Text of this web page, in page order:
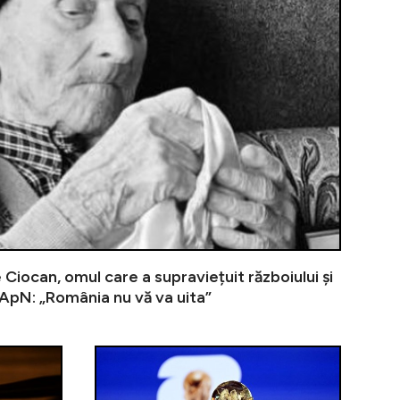
omul care a supraviețuit războiului și
„România nu vă va uita”
a fost prelungită oficial. Ce produse de bază
Noua lege a salarizării schimbă veniturile